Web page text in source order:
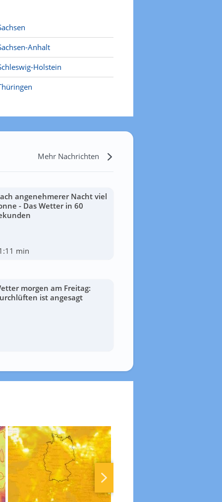
Anhalt
Holstein
Mehr Nachrichten
angenehmerer Nacht viel
- Das Wetter in 60
min
morgen am Freitag:
ist angesagt